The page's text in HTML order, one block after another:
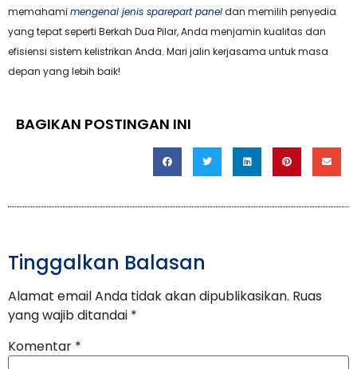
memahami mengenal jenis sparepart paneldan memilih penyedia
yang tepat seperti Berkah Dua Pilar, Anda menjamin kualitas dan
efisiensi sistem kelistrikan Anda. Mari jalin kerjasama untuk masa
depan yang lebih baik!
BAGIKAN POSTINGAN INI
Tinggalkan Balasan
Alamat email Anda tidak akan dipublikasikan. Ruas
yang wajib ditandai *
Komentar *